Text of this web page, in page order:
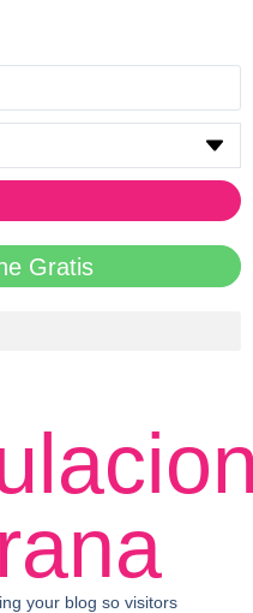
Gratis
your blog so visitors